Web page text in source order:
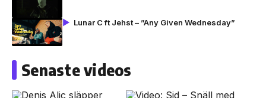
Lunar C ft Jehst – ”Any Given Wednesday”
Senaste videos